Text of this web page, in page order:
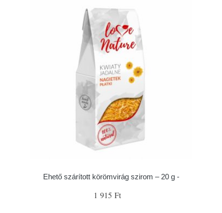
Ehető szárított körömvirág szirom – 20 g -
1 915 Ft